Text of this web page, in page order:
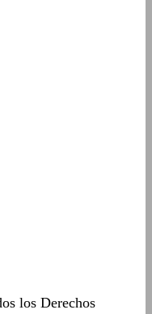
los Derechos